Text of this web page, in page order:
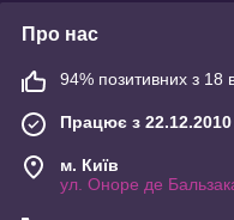
Про нас
94% позитивних з 18
Працює з 22.12.2010
м. Київ
ул. Оноре де